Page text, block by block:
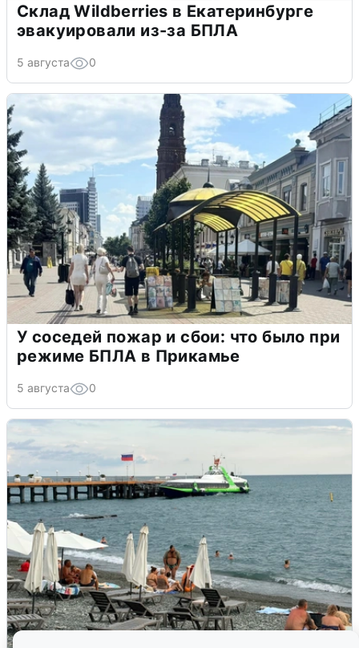
Склад Wildberries в Екатеринбурге
эвакуировали из-за БПЛА
5 августа 0
У соседей пожар и сбои: что было при
режиме БПЛА в Прикамье
5 августа 0